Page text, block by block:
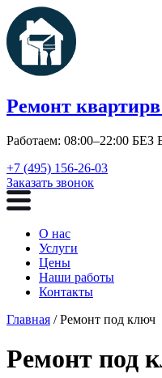
Ремонт квартир
Работаем: 08:00–22:00
+7 (495) 156-26-03
Заказать звонок
О нас
Услуги
Цены
Наши работы
Контакты
Главная / Ремонт под ключ
Ремонт под